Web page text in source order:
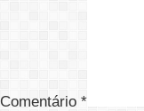
Comentário *